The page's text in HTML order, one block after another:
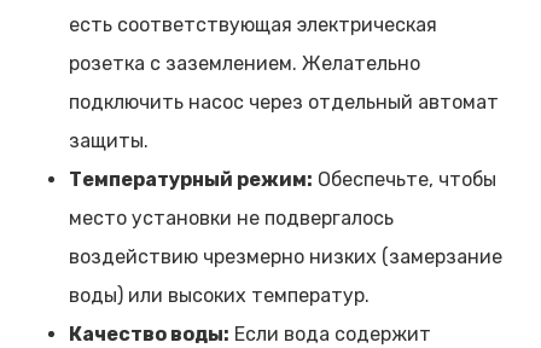
есть соответствующая электрическая
розетка с заземлением. Желательно
подключить насос через отдельный автомат
защиты.
Температурный режим: Обеспечьте, чтобы
место установки не подвергалось
воздействию чрезмерно низких (замерзание
воды) или высоких температур.
Качество воды: Если вода содержит